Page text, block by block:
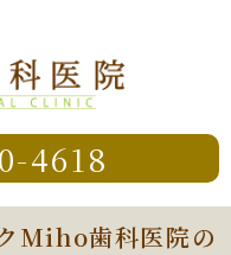
4618
Miho歯科医院の